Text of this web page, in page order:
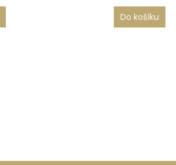
Do košíku